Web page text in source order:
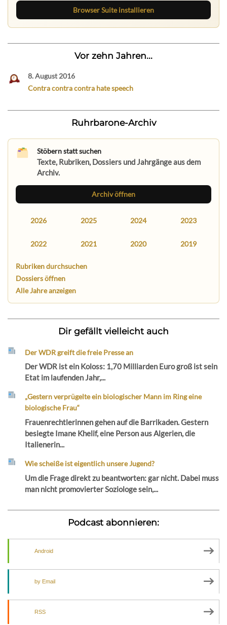
Browser Suite installieren
Vor zehn Jahren...
8. August 2016
Contra contra contra hate speech
Ruhrbarone-Archiv
Stöbern statt suchen
Texte, Rubriken, Dossiers und Jahrgänge aus dem
Archiv.
Archiv öffnen
2026 2025 2024 2023
2022 2021 2020 2019
Rubriken durchsuchen
Dossiers öffnen
Alle Jahre anzeigen
Dir gefällt vielleicht auch
Der WDR greift die freie Presse an
Der WDR ist ein Koloss: 1,70 Milliarden Euro groß ist sein
Etat im laufenden Jahr,...
„Gestern verprügelte ein biologischer Mann im Ring eine
biologische Frau“
Frauenrechtlerinnen gehen auf die Barrikaden. Gestern
besiegte Imane Khelif, eine Person aus Algerien, die
Italienerin...
Wie scheiße ist eigentlich unsere Jugend?
Um die Frage direkt zu beantworten: gar nicht. Dabei muss
man nicht promovierter Soziologe sein,...
Podcast abonnieren:
Android
by Email
RSS